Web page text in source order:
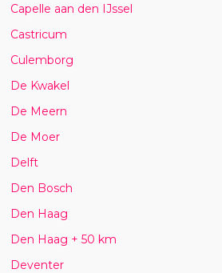
Capelle aan den IJssel
Castricum
Culemborg
De Kwakel
De Meern
De Moer
Delft
Den Bosch
Den Haag
Den Haag + 50 km
Deventer